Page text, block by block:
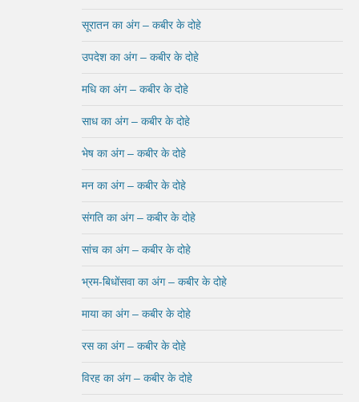
सूरातन का अंग – कबीर के दोहे
उपदेश का अंग – कबीर के दोहे
मधि का अंग – कबीर के दोहे
साध का अंग – कबीर के दोहे
भेष का अंग – कबीर के दोहे
मन का अंग – कबीर के दोहे
संगति का अंग – कबीर के दोहे
सांच का अंग – कबीर के दोहे
भ्रम-बिधोंसवा का अंग – कबीर के दोहे
माया का अंग – कबीर के दोहे
रस का अंग – कबीर के दोहे
विरह का अंग – कबीर के दोहे